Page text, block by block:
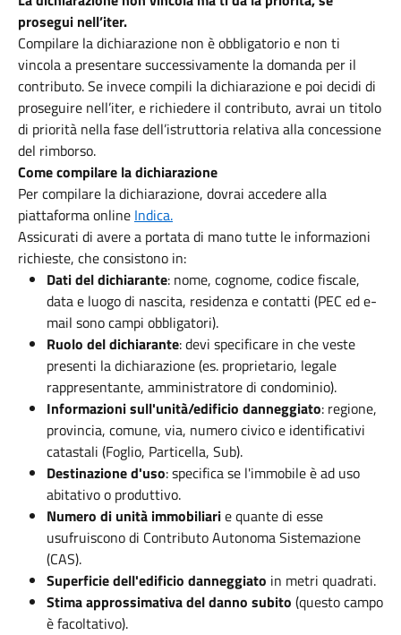
prosegui nell’iter.
Compilare la dichiarazione non è obbligatorio e non ti
vincola a presentare successivamente la domanda per il
contributo. Se invece compili la dichiarazione e poi decidi di
proseguire nell’iter, e richiedere il contributo, avrai un titolo
di priorità nella fase dell’istruttoria relativa alla concessione
del rimborso.
Come compilare la dichiarazione
Per compilare la dichiarazione, dovrai accedere alla
piattaforma online Indica.
Assicurati di avere a portata di mano tutte le informazioni
richieste, che consistono in:
Dati del dichiarante: nome, cognome, codice fiscale,
data e luogo di nascita, residenza e contatti (PEC ed e-
mail sono campi obbligatori).
Ruolo del dichiarante: devi specificare in che veste
presenti la dichiarazione (es. proprietario, legale
rappresentante, amministratore di condominio).
Informazioni sull'unità/edificio danneggiato: regione,
provincia, comune, via, numero civico e identificativi
catastali (Foglio, Particella, Sub).
Destinazione d'uso: specifica se l'immobile è ad uso
abitativo o produttivo.
Numero di unità immobiliarie quante di esse
usufruiscono di Contributo Autonoma Sistemazione
(CAS).
Superficie dell'edificio danneggiato in metri quadrati.
Stima approssimativa del danno subito (questo campo
è facoltativo).